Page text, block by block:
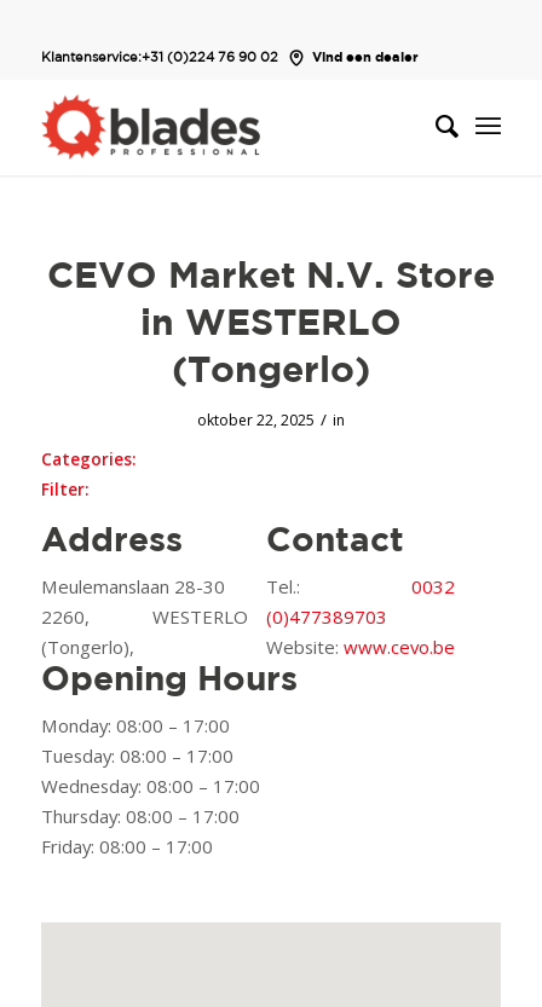
Klantenservice:+31 (0)224 76 90 02 Vind een dealer
CEVO Market N.V. Store
in WESTERLO
(Tongerlo)
oktober 22, 2025 / in
Categories:
Filter:
Address
Meulemanslaan 28-30
2260, WESTERLO
(Tongerlo),
Contact
Tel.:0032
(0)477389703
Website:www.cevo.be
Opening Hours
Monday: 08:00 – 17:00
Tuesday: 08:00 – 17:00
Wednesday: 08:00 – 17:00
Thursday: 08:00 – 17:00
Friday: 08:00 – 17:00